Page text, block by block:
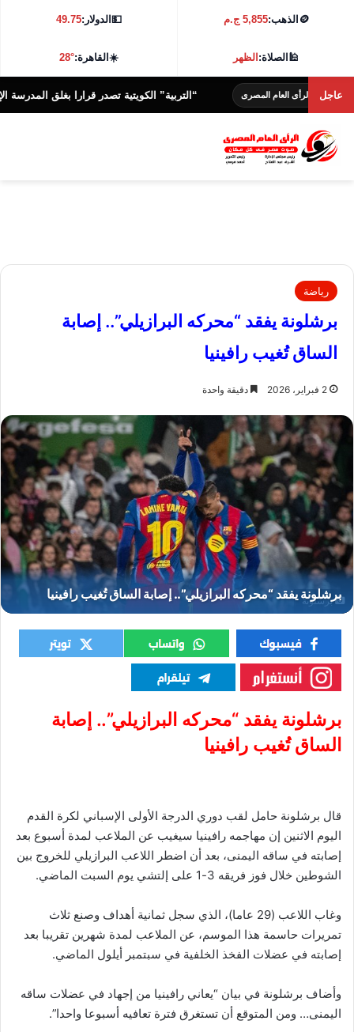
🪙 الذهب:5,855 ج.م 💵الدولار:49.75
🕌الصلاة:الظهر ☀️القاهرة:28°
عاجل
الرأى العام المصرى “التربية” الكويتية تصدر قرارا بغلق المدرسة الإيرانية
رياضة
برشلونة يفقد “محركه البرازيلي”.. إصابة
الساق تُغيب رافينيا
2 فبراير، 2026 دقيقة واحدة
برشلونة
برشلونة يفقد “محركه البرازيلي”.. إصابة
الساق تُغيب رافينيا
قال برشلونة حامل لقب دوري الدرجة الأولى الإسباني لكرة القدم
اليوم الاثنين إن مهاجمه رافينيا سيغيب عن الملاعب لمدة أسبوع بعد
إصابته في ساقه اليمنى، بعد أن اضطر اللاعب البرازيلي للخروج بين
الشوطين خلال فوز فريقه 3-1 على إلتشي يوم السبت الماضي.
وغاب اللاعب (29 عاما)، الذي سجل ثمانية أهداف وصنع ثلاث
تمريرات حاسمة هذا الموسم، عن الملاعب لمدة شهرين تقريبا بعد
إصابته في عضلات الفخذ الخلفية في سبتمبر أيلول الماضي.
وأضاف برشلونة في بيان “يعاني رافينيا من إجهاد في عضلات ساقه
اليمنى… ومن المتوقع أن تستغرق فترة تعافيه أسبوعا واحدا”.